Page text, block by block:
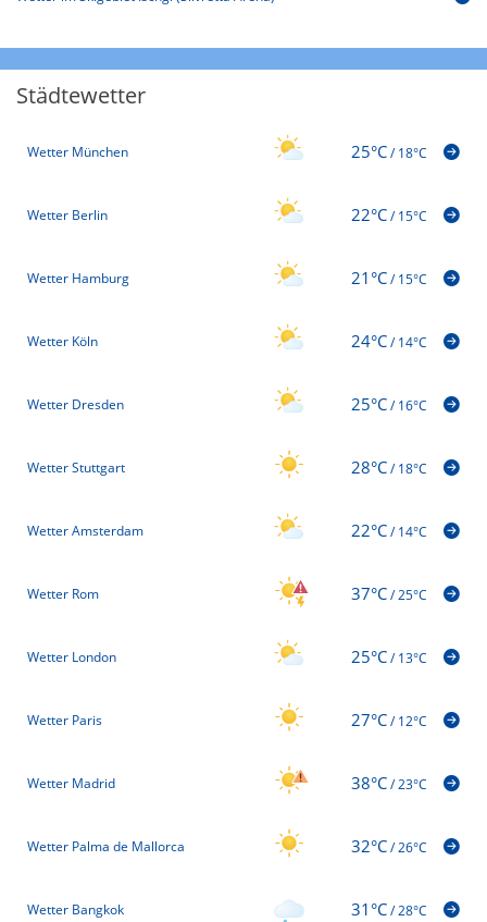
Städtewetter
Wetter München 25°C/18°C
Wetter Berlin 22°C/15°C
Wetter Hamburg 21°C/15°C
Wetter Köln 24°C/14°C
Wetter Dresden 25°C/16°C
Wetter Stuttgart 28°C/18°C
Wetter Amsterdam 22°C/14°C
Wetter Rom 37°C/25°C
Wetter London 25°C/13°C
Wetter Paris 27°C/12°C
Wetter Madrid 38°C/23°C
Wetter Palma de Mallorca 32°C/26°C
Wetter Bangkok 31°C/28°C